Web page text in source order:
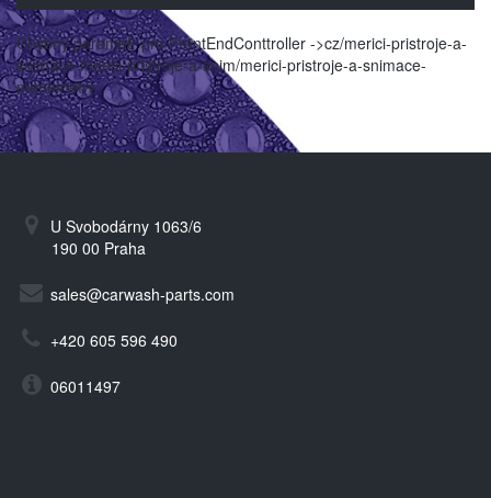
Chybný parametr pro FrontEndConttroller ->cz/merici-pristroje-a-
snimace-merici-pristroje-a-snim/merici-pristroje-a-snimace-
manometry
U Svobodárny 1063/6
190 00 Praha
sales@carwash-parts.com
+420 605 596 490
06011497